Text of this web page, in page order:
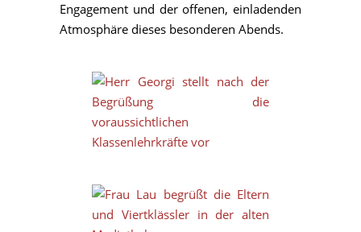
Engagement und der offenen, einladenden
Atmosphäre dieses besonderen Abends.